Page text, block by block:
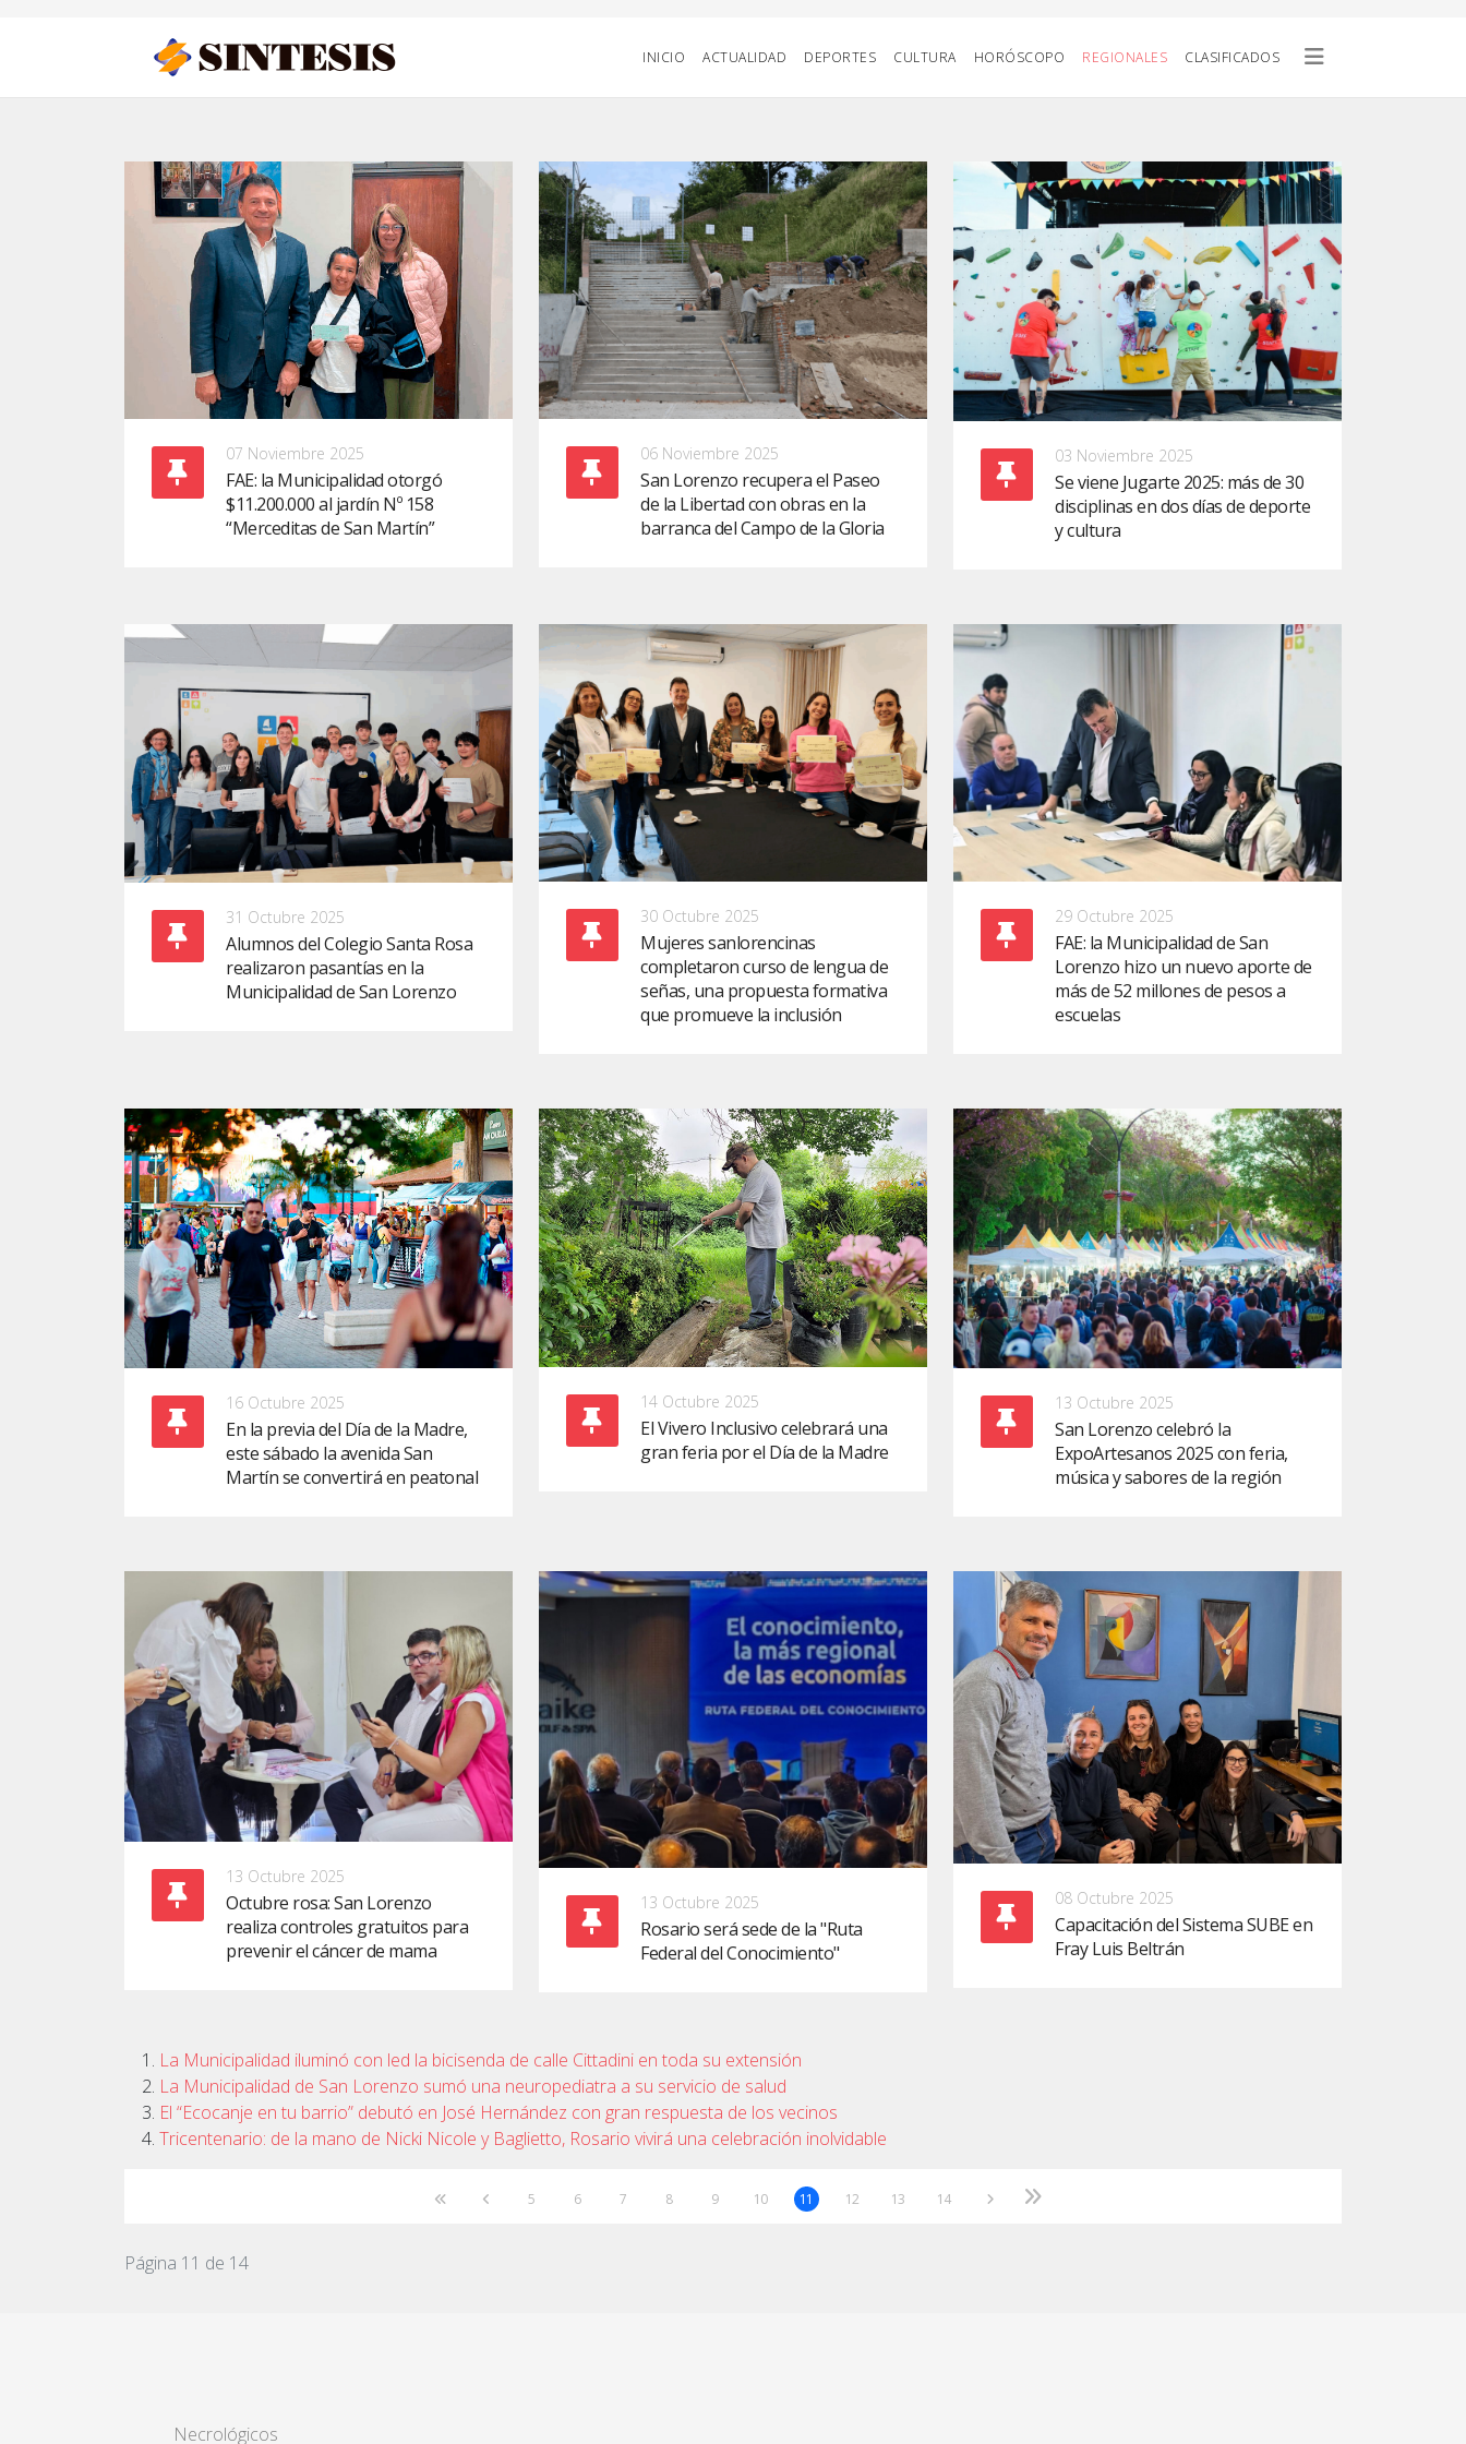
INICIO ACTUALIDAD DEPORTES CULTURA HORÓSCOPO REGIONALES CLASIFICADOS
07 Noviembre 2025
FAE: la Municipalidad otorgó
$11.200.000 al jardín Nº 158
“Merceditas de San Martín”
06 Noviembre 2025
San Lorenzo recupera el Paseo
de la Libertad con obras en la
barranca del Campo de la Gloria
03 Noviembre 2025
Se viene Jugarte 2025: más de 30
disciplinas en dos días de deporte
y cultura
31 Octubre 2025
Alumnos del Colegio Santa Rosa
realizaron pasantías en la
Municipalidad de San Lorenzo
30 Octubre 2025
Mujeres sanlorencinas
completaron curso de lengua de
señas, una propuesta formativa
que promueve la inclusión
29 Octubre 2025
FAE: la Municipalidad de San
Lorenzo hizo un nuevo aporte de
más de 52 millones de pesos a
escuelas
16 Octubre 2025
En la previa del Día de la Madre,
este sábado la avenida San
Martín se convertirá en peatonal
14 Octubre 2025
El Vivero Inclusivo celebrará una
gran feria por el Día de la Madre
13 Octubre 2025
San Lorenzo celebró la
ExpoArtesanos 2025 con feria,
música y sabores de la región
13 Octubre 2025
Octubre rosa: San Lorenzo
realiza controles gratuitos para
prevenir el cáncer de mama
13 Octubre 2025
Rosario será sede de la "Ruta
Federal del Conocimiento"
08 Octubre 2025
Capacitación del Sistema SUBE en
Fray Luis Beltrán
La Municipalidad iluminó con led la bicisenda de calle Cittadini en toda su extensión
La Municipalidad de San Lorenzo sumó una neuropediatra a su servicio de salud
El “Ecocanje en tu barrio” debutó en José Hernández con gran respuesta de los vecinos
Tricentenario: de la mano de Nicki Nicole y Baglietto, Rosario vivirá una celebración inolvidable
5 6 7 8 9 10 11 12 13 14
Página 11 de 14
Necrológicos